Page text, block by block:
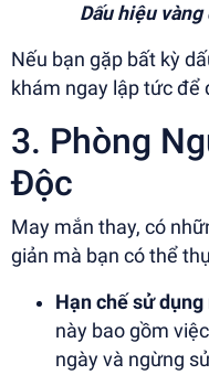
Dấu hiệu
Nếu bạn gặp bất kỳ
khám ngay lập tức để
3. Phòng
Độc
May mắn thay, có
giản mà bạn có thể
Hạn chế sử
này bao gồm
ngày và ngừng